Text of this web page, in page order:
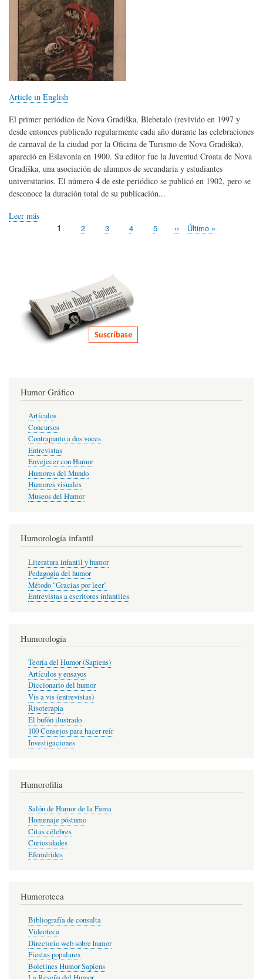
Article in English
El primer periódico de Nova Gradiška, Blebetalo (revivido en 1997 y
desde entonces publicado regularmente cada año durante las celebraciones
de carnaval de la ciudad por la Oficina de Turismo de Nova Gradiška),
apareció en Eslavonia en 1900. Su editor fue la Juventud Croata de Nova
Gradiška, una asociación de alumnos de secundaria y estudiantes
universitarios. El número 4 de este periódico se publicó en 1902, pero se
desconoce la duración total de su publicación...
Leer más
Página
1 Page
2 Page
3 Page
4 Page
5
Siguiente
››
Última
Último »
Humor Gráfico
Artículos
Concursos
Contrapunto a dos voces
Entrevistas
Envejecer con Humor
Humores del Mundo
Humores visuales
Museos del Humor
Humorología infantil
Literatura infantil y humor
Pedagogía del humor
Método "Gracias por leer"
Entrevistas a escritores infantiles
Humorología
Teoría del Humor (Sapiens)
Artículos y ensayos
Diccionario del humor
Vis a vis (entrevistas)
Risoterapia
El bufón ilustrado
100 Consejos para hacer reír
Investigaciones
Humorofilia
Salón de Humor de la Fama
Homenaje póstumo
Citas célebres
Curiosidades
Efemérides
Humoroteca
Bibliografía de consulta
Videoteca
Directorio web sobre humor
Fiestas populares
Boletines Humor Sapiens